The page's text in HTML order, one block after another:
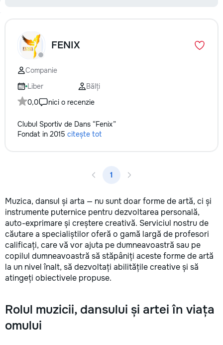
FENIX
Companie
Liber
Bălți
0,0
nici o recenzie
Clubul Sportiv de Dans “Fenix”
Fondat in 2015 citește tot
1
Muzica, dansul și arta — nu sunt doar forme de artă, ci și
instrumente puternice pentru dezvoltarea personală,
auto-exprimare și creștere creativă. Serviciul nostru de
căutare a specialiștilor oferă o gamă largă de profesori
calificați, care vă vor ajuta pe dumneavoastră sau pe
copilul dumneavoastră să stăpâniți aceste forme de artă
la un nivel înalt, să dezvoltați abilitățile creative și să
atingeți obiectivele propuse.
Rolul muzicii, dansului și artei în viața
omului